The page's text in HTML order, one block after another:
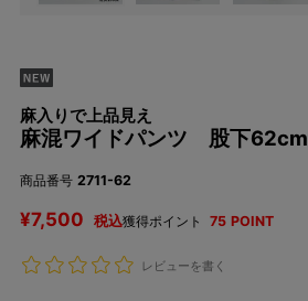
麻入りで上品見え
麻混ワイドパンツ 股下62cm
商品番号 2711-62
¥7,500 税込獲得ポイント 75 POINT
レビューを書く